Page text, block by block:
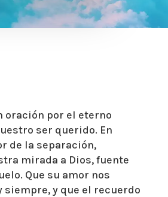
oración por el eterno
ser querido. En
de la separación,
mirada a Dios, fuente
Que su amor nos
siempre, y que el recuerdo